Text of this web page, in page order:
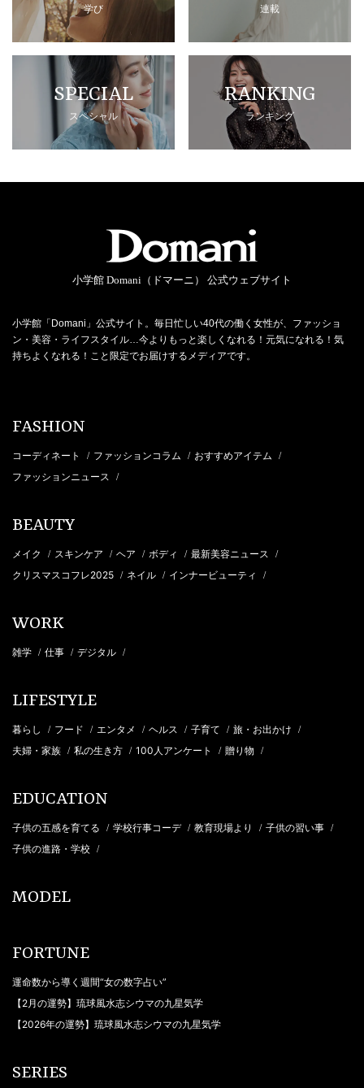
学び 連載
SPECIAL
スペシャル
RANKING
ランキング
小学館 Domani（ドマーニ） 公式ウェブサイト
小学館「Domani」公式サイト。毎日忙しい40代の働く女性が、ファッショ
ン・美容・ライフスタイル…今よりもっと楽しくなれる！元気になれる！気
持ちよくなれる！こと限定でお届けするメディアです。
FASHION
コーディネート / ファッションコラム / おすすめアイテム /
ファッションニュース /
BEAUTY
メイク / スキンケア / ヘア / ボディ / 最新美容ニュース /
クリスマスコフレ2025 / ネイル / インナービューティ /
WORK
雑学 / 仕事 / デジタル /
LIFESTYLE
暮らし / フード / エンタメ / ヘルス / 子育て / 旅・お出かけ /
夫婦・家族 / 私の生き方 / 100人アンケート / 贈り物 /
EDUCATION
子供の五感を育てる / 学校行事コーデ / 教育現場より / 子供の習い事 /
子供の進路・学校 /
MODEL
FORTUNE
運命数から導く週間“女の数字占い”
【2月の運勢】琉球風水志シウマの九星気学
【2026年の運勢】琉球風水志シウマの九星気学
SERIES